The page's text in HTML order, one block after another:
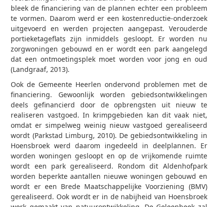
bleek de financiering van de plannen echter een probleem
te vormen. Daarom werd er een kostenreductie-onderzoek
uitgevoerd en werden projecten aangepast. Verouderde
portieketageflats zijn inmiddels gesloopt. Er worden nu
zorgwoningen gebouwd en er wordt een park aangelegd
dat een ontmoetingsplek moet worden voor jong en oud
(Landgraaf, 2013).
Ook de Gemeente Heerlen ondervond problemen met de
financiering. Gewoonlijk worden gebiedsontwikkelingen
deels gefinancierd door de opbrengsten uit nieuw te
realiseren vastgoed. In krimpgebieden kan dit vaak niet,
omdat er simpelweg weinig nieuw vastgoed gerealiseerd
wordt (Parkstad Limburg, 2010). De gebiedsontwikkeling in
Hoensbroek werd daarom ingedeeld in deelplannen. Er
worden woningen gesloopt en op de vrijkomende ruimte
wordt een park gerealiseerd. Rondom dit Aldenhofpark
worden beperkte aantallen nieuwe woningen gebouwd en
wordt er een Brede Maatschappelijke Voorziening (BMV)
gerealiseerd. Ook wordt er in de nabijheid van Hoensbroek